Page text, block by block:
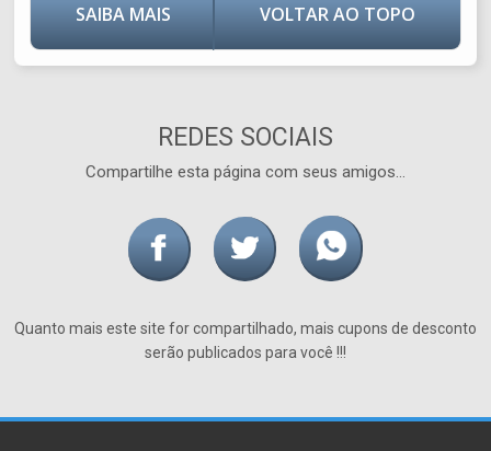
SAIBA MAIS VOLTAR AO TOPO
REDES SOCIAIS
Compartilhe esta página com seus amigos...
Quanto mais este site for compartilhado, mais cupons de desconto
serão publicados para você !!!